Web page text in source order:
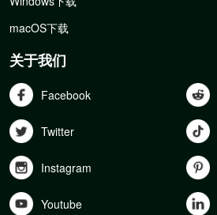
macOS下载
关于我们
Facebook
Twitter
Instagram
Youtube